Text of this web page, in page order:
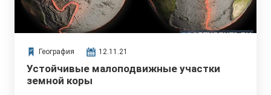
География 12.11.21
Устойчивые малоподвижные участки
земной коры